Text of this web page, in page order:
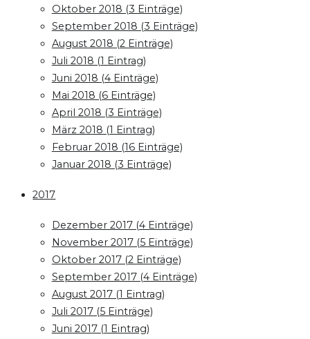
Oktober 2018 (3 Einträge)
September 2018 (3 Einträge)
August 2018 (2 Einträge)
Juli 2018 (1 Eintrag)
Juni 2018 (4 Einträge)
Mai 2018 (6 Einträge)
April 2018 (3 Einträge)
März 2018 (1 Eintrag)
Februar 2018 (16 Einträge)
Januar 2018 (3 Einträge)
2017
Dezember 2017 (4 Einträge)
November 2017 (5 Einträge)
Oktober 2017 (2 Einträge)
September 2017 (4 Einträge)
August 2017 (1 Eintrag)
Juli 2017 (5 Einträge)
Juni 2017 (1 Eintrag)